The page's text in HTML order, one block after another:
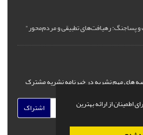
اطمینان از ارائه بهترین
و پساجنگ: رهیافت‌های تطبیقی و مردم‌محور"
های مهم نشریه در خبرنامه نشریه مشترک
اشتراک